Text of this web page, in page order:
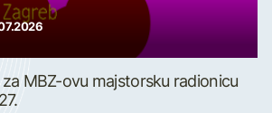
MBZ-ovu majstorsku radionicu